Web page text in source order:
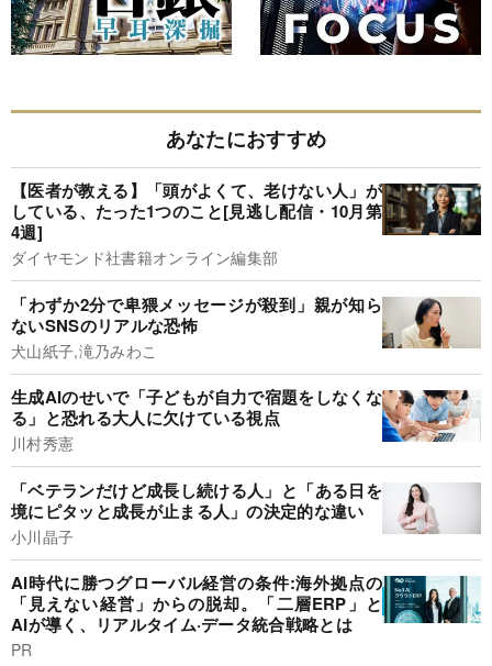
あなたにおすすめ
【医者が教える】「頭がよくて、老けない人」が
している、たった1つのこと[見逃し配信・10月第
4週]
ダイヤモンド社書籍オンライン編集部
「わずか2分で卑猥メッセージが殺到」親が知ら
ないSNSのリアルな恐怖
犬山紙子,滝乃みわこ
生成AIのせいで「子どもが自力で宿題をしなくな
る」と恐れる大人に欠けている視点
川村秀憲
「ベテランだけど成長し続ける人」と「ある日を
境にピタッと成長が止まる人」の決定的な違い
小川晶子
AI時代に勝つグローバル経営の条件:海外拠点の
「見えない経営」からの脱却。「二層ERP」と
AIが導く、リアルタイム·データ統合戦略とは
PR